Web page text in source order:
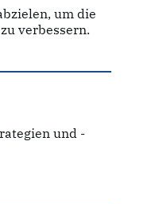
um die
verbessern.
und -